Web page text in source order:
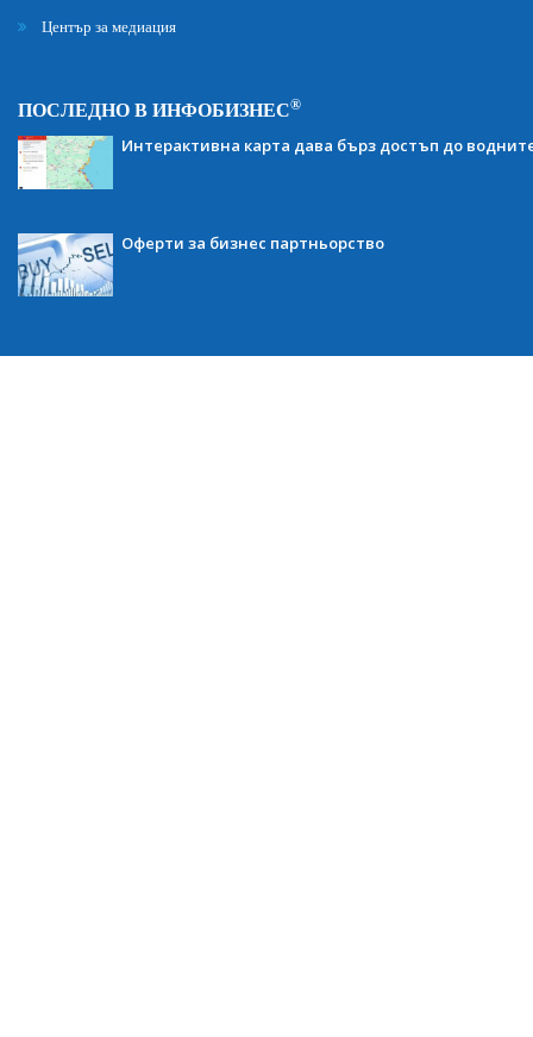
Център за медиация
ПОСЛЕДНО В ИНФОБИЗНЕС®
Интерактивна карта дава бърз достъп до
Оферти за бизнес партньорство